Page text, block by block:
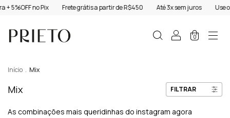
5%OFF no Pix Frete grátis a partir de R$450 Até 3x sem juros Use o
0
Início . Mix
Mix FILTRAR
As combinações mais queridinhas do instagram agora